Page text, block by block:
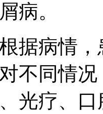
病。
据病情
不同情
光疗、